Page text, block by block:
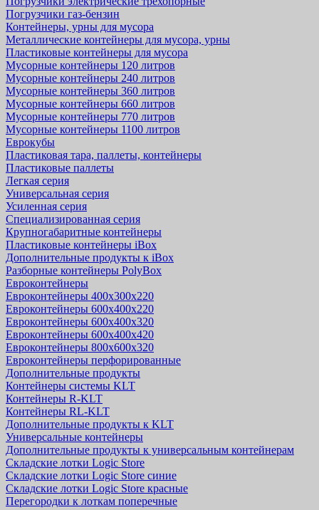
Погрузчики газ-бензин
Контейнеры, урны для мусора
Металлические контейнеры для мусора, урны
Пластиковые контейнеры для мусора
Мусорные контейнеры 120 литров
Мусорные контейнеры 240 литров
Мусорные контейнеры 360 литров
Мусорные контейнеры 660 литров
Мусорные контейнеры 770 литров
Мусорные контейнеры 1100 литров
Еврокубы
Пластиковая тара, паллеты, контейнеры
Пластиковые паллеты
Легкая серия
Универсальная серия
Усиленная серия
Специализированная серия
Крупногабаритные контейнеры
Пластиковые контейнеры iBox
Дополнительные продукты к iBox
Разборные контейнеры PolyBox
Евроконтейнеры
Евроконтейнеры 400х300х220
Евроконтейнеры 600х400х220
Евроконтейнеры 600х400х320
Евроконтейнеры 600х400х420
Евроконтейнеры 800х600х320
Евроконтейнеры перфорированные
Дополнительные продукты
Контейнеры системы KLT
Контейнеры R-KLT
Контейнеры RL-KLT
Дополнительные продукты к KLT
Универсальные контейнеры
Дополнительные продукты к универсальным контейнерам
Складские лотки Logic Store
Складские лотки Logic Store синие
Складские лотки Logic Store красные
Перегородки к лоткам поперечные